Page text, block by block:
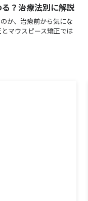
？治療法別に解説
か、治療前から気にな
マウスピース矯正では